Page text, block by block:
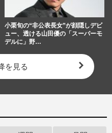
小栗旬の“非公表長女”が顔隠しデビ
ュー、透ける山田優の「スーパーモ
デルに」野…
を見る